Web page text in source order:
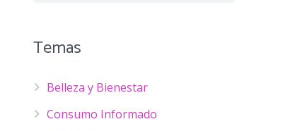
Temas
Belleza y Bienestar
Consumo Informado